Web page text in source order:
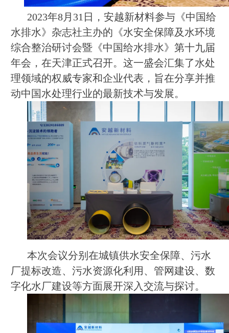
2023年8月31日，安越新材料参与《中国给
水排水》杂志社主办的《水安全保障及水环境
综合整治研讨会暨《中国给水排水》第十九届
年会，在天津正式召开。这一盛会汇集了水处
理领域的权威专家和企业代表，旨在分享并推
动中国水处理行业的最新技术与发展。
本次会议分别在城镇供水安全保障、污水
厂提标改造、污水资源化利用、管网建设、数
字化水厂建设等方面展开深入交流与探讨。